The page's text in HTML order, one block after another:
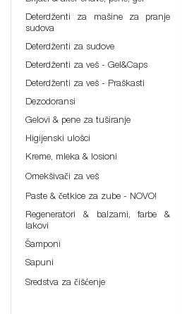
Deterdženti za mašine za pranje
sudova
Deterdženti za sudove
Deterdženti za veš - Gel&Caps
Deterdženti za veš - Praškasti
Dezodoransi
Gelovi & pene za tuširanje
Higijenski ulošci
Kreme, mleka & losioni
Omekšivači za veš
Paste & četkice za zube - NOVO!
Regeneratori & balzami, farbe &
lakovi
Šamponi
Sapuni
Sredstva za čišćenje